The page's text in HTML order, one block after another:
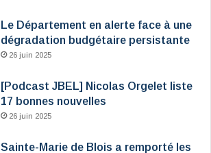
Le Département en alerte face à une
dégradation budgétaire persistante
26 juin 2025
[Podcast JBEL] Nicolas Orgelet liste
17 bonnes nouvelles
26 juin 2025
Sainte-Marie de Blois a remporté les